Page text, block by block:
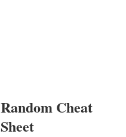
Random Cheat
Sheet